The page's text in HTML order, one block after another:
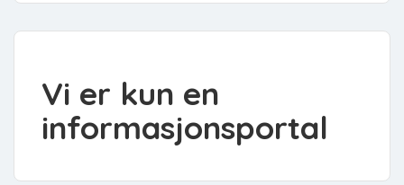
Vi er kun en
informasjonsportal